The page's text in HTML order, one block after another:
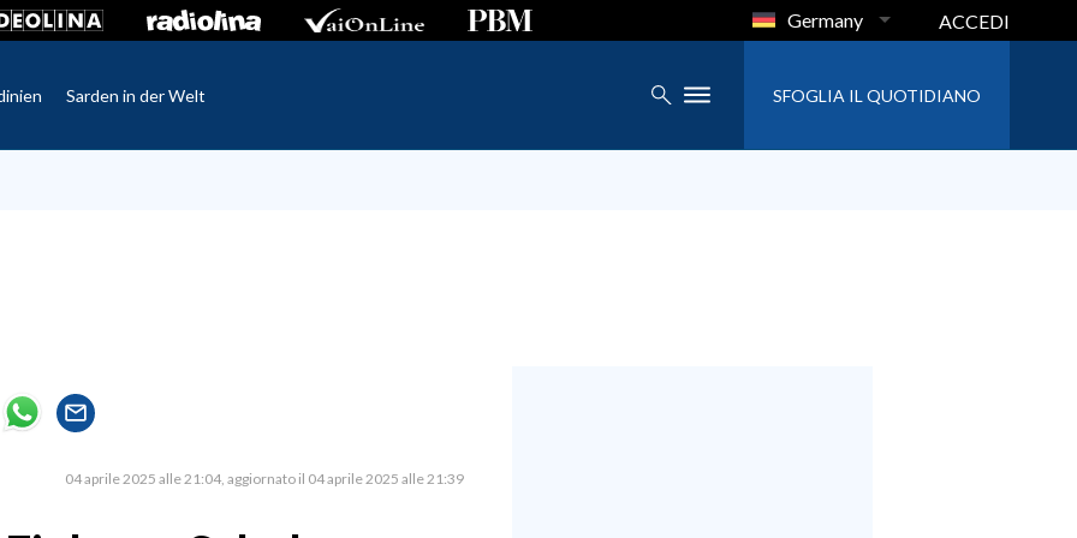
Germany ACCEDI
Sarden in der Welt SFOGLIA IL QUOTIDIANO
04 aprile 2025 alle 21:04 aggiornato il 04 aprile 2025 alle 21:39